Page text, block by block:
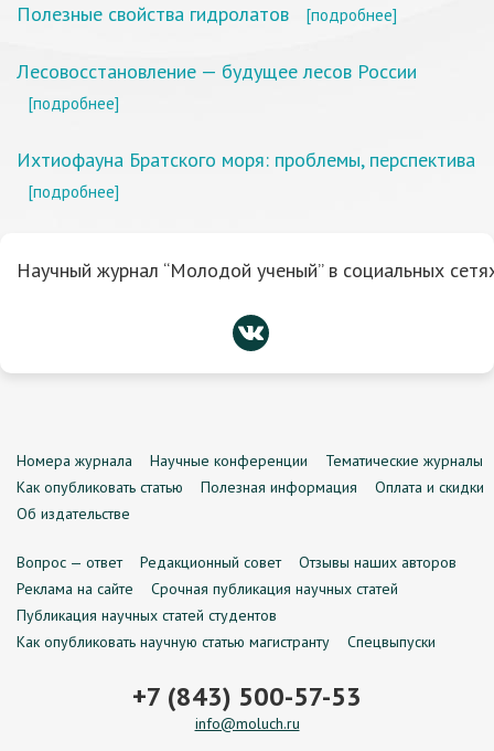
Полезные свойства гидролатов [подробнее]
Лесовосстановление — будущее лесов России
[подробнее]
Ихтиофауна Братского моря: проблемы, перспектива
[подробнее]
Научный журнал “Молодой ученый” в социальных
Номера журнала Научные конференции
Тематические журналы
Как опубликовать статью
Полезная информация
Оплата и скидки
Об издательстве
Вопрос — ответ Редакционный совет
Отзывы наших авторов
Реклама на сайте
Срочная публикация научных статей
Публикация научных статей студентов
Как опубликовать научную статью магистранту
Спецвыпуски
+7 (843) 500-57-53
info@moluch.ru